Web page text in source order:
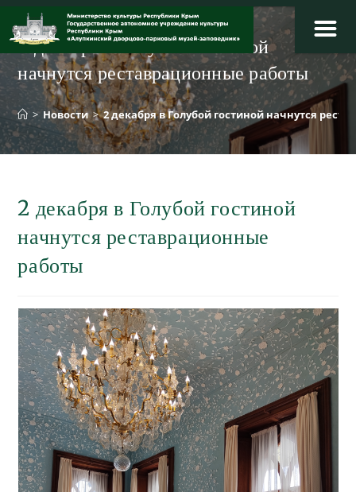
Перейти
содержимому
2 декабря в Голубой гостиной
начнутся реставрационные работы
> Новости > 2 декабря в Голубой гостиной начнутся
2 декабря в Голубой гостиной
начнутся реставрационные
работы